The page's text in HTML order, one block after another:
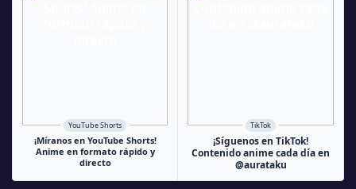
YouTube Shorts
¡Míranos en YouTube Shorts!
Anime en formato rápido y
directo
TikTok
¡Síguenos en TikTok!
Contenido anime cada día en
@aurataku